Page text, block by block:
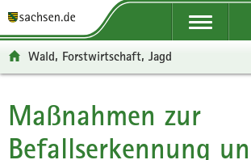
t
ü
b
e
t
n
a
v
p
n
h
a
t
-
B
e
Wald, Forstwirtschaft, Jagd
Hauptinhalt
Maßnahmen zur
Befallserkennung